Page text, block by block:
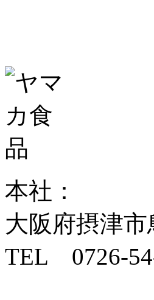
本社：
大阪府摂津
TEL 0726-